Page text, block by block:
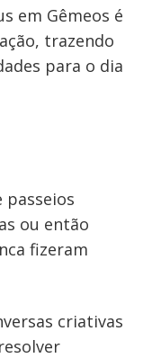
em Gêmeos é
trazendo
para o dia
passeios
ou então
fizeram
criativas